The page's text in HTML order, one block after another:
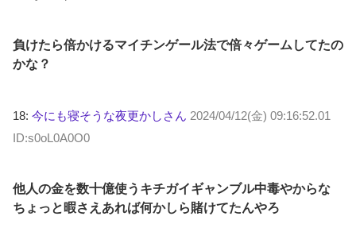
負けたら倍かけるマイチンゲール法で倍々ゲームしてたの
かな？
18: 今にも寝そうな夜更かしさん 2024/04/12(金) 09:16:52.01
ID:s0oL0A0O0
他人の金を数十億使うキチガイギャンブル中毒やからな
ちょっと暇さえあれば何かしら賭けてたんやろ